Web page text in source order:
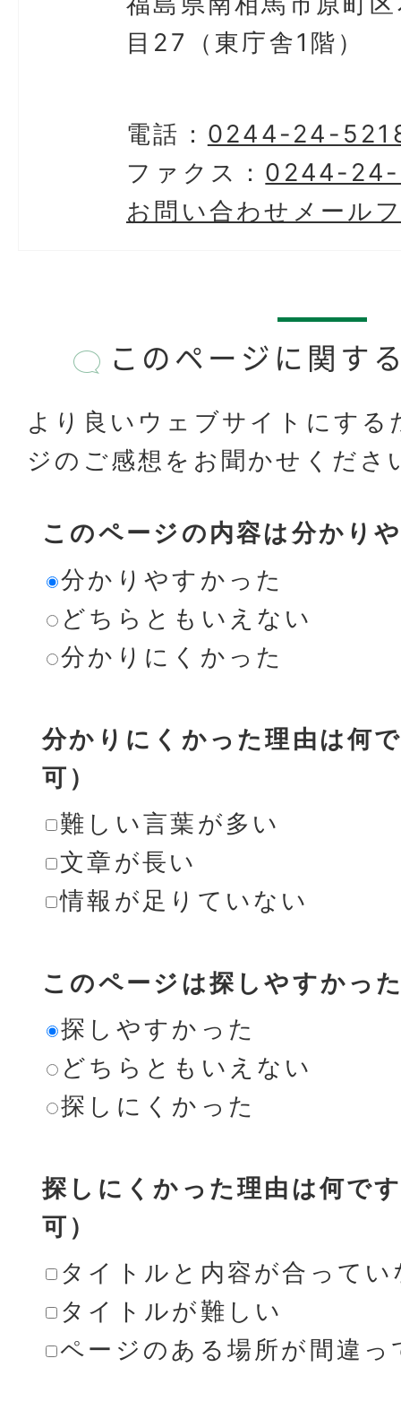
目27（東庁舎1階）
電話： 0244-24-
ファクス： 0244-
お問い合わせメール
このページに関す
より良いウェブサイトにする
ジのご感想をお聞かせくださ
このページの内容は分かり
分かりやすかった
どちらともいえない
分かりにくかった
分かりにくかった理由は何
可）
難しい言葉が多い
文章が長い
情報が足りていない
このページは探しやすかっ
探しやすかった
どちらともいえない
探しにくかった
探しにくかった理由は何で
可）
タイトルと内容が合ってい
タイトルが難しい
ページのある場所が間違っ